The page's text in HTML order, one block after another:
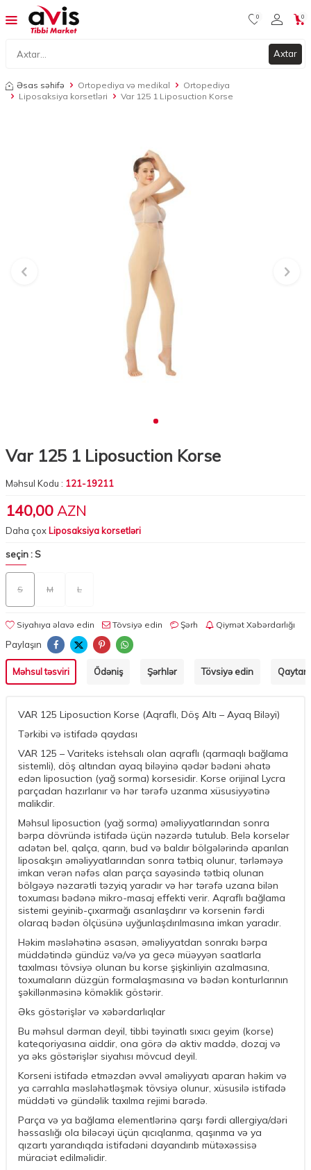
Axtar
0 0
Əsas səhifə Ortopediya və medikal
Ortopediya
Liposaksiya korsetləri
Var 125 1 Liposuction Korse
Var 125 1 Liposuction Korse
Məhsul Kodu : 121-19211
140,00 AZN
Daha çox Liposaksiya korsetləri
seçin :S
S M L
Siyahıya əlavə edin Tövsiyə edin Şərh Qiymət Xəbərdarlığı
Paylaşın
Məhsul təsviri Ödəniş Şərhlər Tövsiyə edin
VAR 125 Liposuction Korse (Aqraflı, Döş Altı – Ayaq Biləyi)
Tərkibi və istifadə qaydası
VAR 125 – Variteks istehsalı olan aqraflı (qarmaqlı bağlama
sistemli), döş altından ayaq biləyinə qədər bədəni əhatə
edən liposuction (yağ sorma) korsesidir. Korse orijinal Lycra
parçadan hazırlanır və hər tərəfə uzanma xüsusiyyətinə
malikdir.
Məhsul liposuction (yağ sorma) əməliyyatlarından sonra
bərpa dövründə istifadə üçün nəzərdə tutulub. Belə korselər
adətən bel, qalça, qarın, bud və baldır bölgələrində aparılan
liposakşın əməliyyatlarından sonra tətbiq olunur, tərləməyə
imkan verən nəfəs alan parça sayəsində tətbiq olunan
bölgəyə nəzarətli təzyiq yaradır və hər tərəfə uzana bilən
toxuması bədənə mikro-masaj effekti verir. Aqraflı bağlama
sistemi geyinib-çıxarmağı asanlaşdırır və korsenin fərdi
olaraq bədən ölçüsünə uyğunlaşdırılmasına imkan yaradır.
Həkim məsləhətinə əsasən, əməliyyatdan sonrakı bərpa
müddətində gündüz və/və ya gecə müəyyən saatlarla
taxılması tövsiyə olunan bu korse şişkinliyin azalmasına,
toxumaların düzgün formalaşmasına və bədən konturlarının
şəkillənməsinə köməklik göstərir.
Əks göstərişlər və xəbərdarlıqlar
Bu məhsul dərman deyil, tibbi təyinatlı sıxıcı geyim (korse)
kateqoriyasına aiddir, ona görə də aktiv maddə, dozaj və
ya əks göstərişlər siyahısı mövcud deyil.
Korseni istifadə etməzdən əvvəl əməliyyatı aparan həkim və
ya cərrahla məsləhətləşmək tövsiyə olunur, xüsusilə istifadə
müddəti və gündəlik taxılma rejimi barədə.
Parça və ya bağlama elementlərinə qarşı fərdi allergiya/dəri
həssaslığı ola biləcəyi üçün qıcıqlanma, qaşınma və ya
qızartı yarandıqda istifadəni dayandırıb mütəxəssisə
müraciət edilməlidir.